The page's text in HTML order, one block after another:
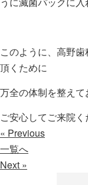
このように、高野
頂くために
万全の体制を整えて
ご安心してご来院く
« Previous
一覧へ
Next »